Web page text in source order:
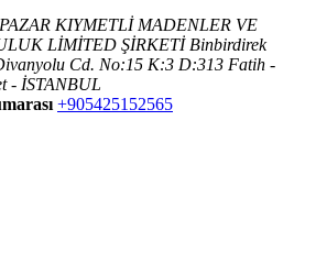
KIYMETLİ MADENLER VE
LİMİTED ŞİRKETİ Binbirdirek
Cd. No:15 K:3 D:313 Fatih -
- İSTANBUL
+905425152565